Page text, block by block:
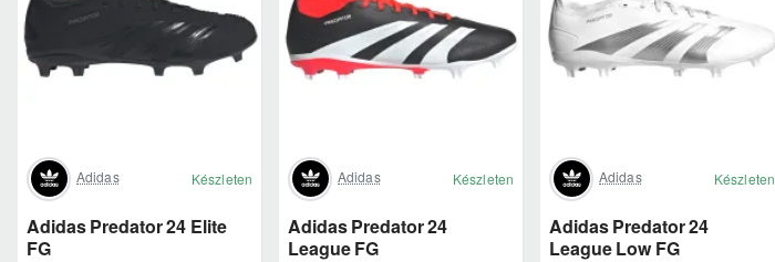
Adidas Készleten
Adidas Predator 24 Elite
FG
Adidas Készleten
Adidas Predator 24
League FG
Adidas Készleten
Adidas Predator 24
League Low FG